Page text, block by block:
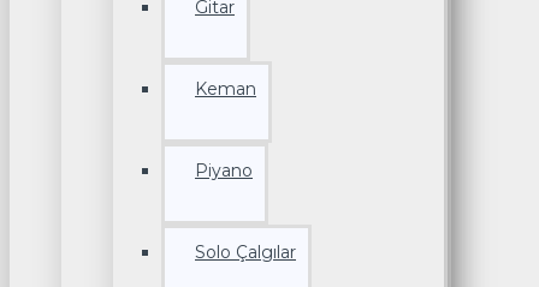
Gitar
Keman
Piyano
Solo Çalgılar